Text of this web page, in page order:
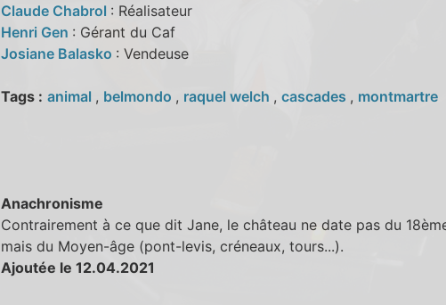
Claude Chabrol : Réalisateur
Henri Gen : Gérant du Caf
Josiane Balasko : Vendeuse
Tags : animal , belmondo , raquel welch , cascades , montmartre
Anachronisme
Contrairement à ce que dit Jane, le château ne date pas du
mais du Moyen-âge (pont-levis, créneaux, tours...).
Ajoutée le 12.04.2021